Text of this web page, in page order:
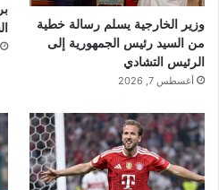
وزير الخارجية يسلم رسالة خطية
من السيد رئيس الجمهورية إلى
الرئيس التشادي
أغسطس 7, 2026